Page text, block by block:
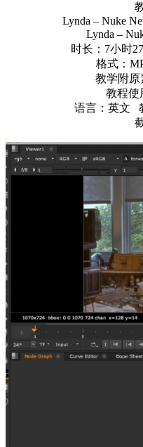
Lynda – Nuke
Lynda –
时长：7小时
格式：
教学附原
教程使
语言：英文